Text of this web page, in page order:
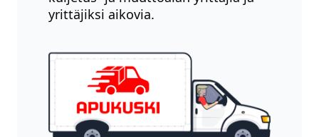
yrittäjiksi aikovia.